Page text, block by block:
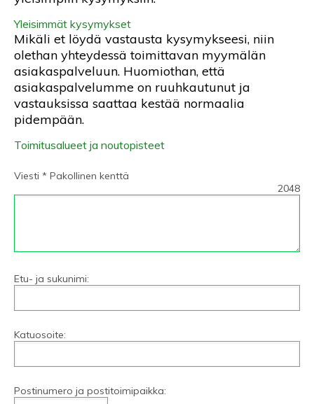
Yleisimmät kysymykset
Mikäli et löydä vastausta kysymykseesi, niin
olethan yhteydessä toimittavan myymälän
asiakaspalveluun. Huomiothan, että
asiakaspalvelumme on ruuhkautunut ja
vastauksissa saattaa kestää normaalia
pidempään.
Toimitusalueet ja noutopisteet
Viesti * Pakollinen kenttä
2048
Etu- ja sukunimi:
Katuosoite:
Postinumero ja postitoimipaikka: